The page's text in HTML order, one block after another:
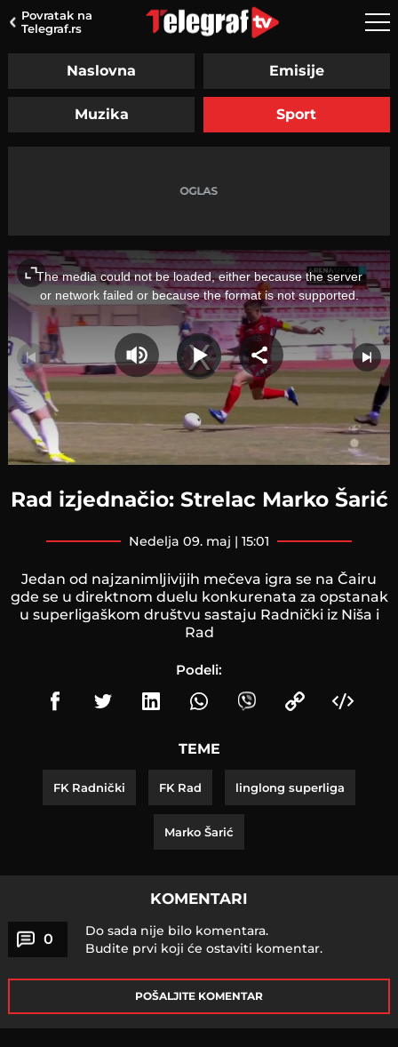
Povratak na
Telegraf.rs
Naslovna Emisije
Muzika Sport
Video
Player
is
loading.
This
a
modal
window.
The media could not be loaded, either because the server
or network failed or because the format is not supported.
Rad izjednačio: Strelac Marko Šarić
nedelja 09. maj | 15:01
Jedan od najzanimljivijih mečeva igra se na Čairu
gde se u direktnom duelu konkurenata za opstanak
u superligaškom društvu sastaju Radnički iz Niša i
Rad
Podeli:
TEME
FK Radnički FK Rad linglong superliga
Marko Šarić
KOMENTARI
0
Do sada nije bilo komentara.
Budite prvi koji će ostaviti komentar.
POŠALJITE KOMENTAR